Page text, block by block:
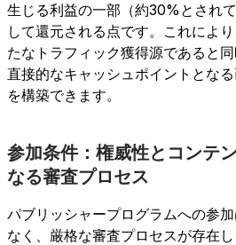
生じる利益の一部（約30%とされ
して還元される点です。これにより
たなトラフィック獲得源であると
直接的なキャッシュポイントとな
を構築できます。
参加条件：権威性とコンテ
なる審査プロセス
パブリッシャープログラムへの参
なく、厳格な審査プロセスが存在